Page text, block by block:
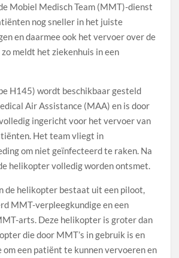
Mobiel Medisch Team (MMT)-dienst
nog sneller in het juiste
en daarmee ook het vervoer over de
zo meldt het ziekenhuis in een
H145) wordt beschikbaar gesteld
Air Assistance (MAA) en is door
ingericht voor het vervoer van
Het team vliegt in
om niet geïnfecteerd te raken. Na
helikopter volledig worden ontsmet.
de helikopter bestaat uit een piloot,
MMT-verpleegkundige en een
arts. Deze helikopter is groter dan
die door MMT’s in gebruik is en
een patiënt te kunnen vervoeren en